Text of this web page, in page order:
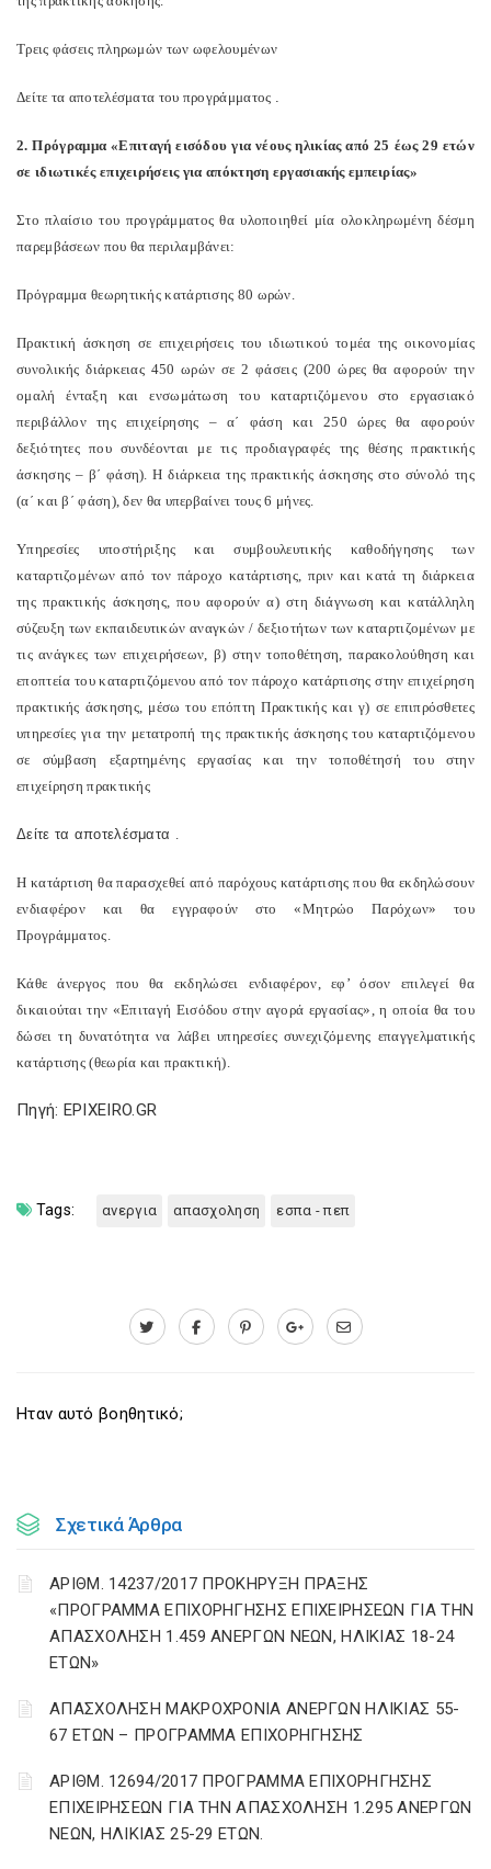
Τρεις φάσεις πληρωμών των ωφελουμένων
Δείτε τα αποτελέσματα του προγράμματος .
2. Πρόγραμμα «Επιταγή εισόδου για νέους ηλικίας από 25 έως 29 ετών
σε ιδιωτικές επιχειρήσεις για απόκτηση εργασιακής εμπειρίας»
Στο πλαίσιο του προγράμματος θα υλοποιηθεί μία ολοκληρωμένη δέσμη
παρεμβάσεων που θα περιλαμβάνει:
Πρόγραμμα θεωρητικής κατάρτισης 80 ωρών.
Πρακτική άσκηση σε επιχειρήσεις του ιδιωτικού τομέα της οικονομίας
συνολικής διάρκειας 450 ωρών σε 2 φάσεις (200 ώρες θα αφορούν την
ομαλή ένταξη και ενσωμάτωση του καταρτιζόμενου στο εργασιακό
περιβάλλον της επιχείρησης – α΄ φάση και 250 ώρες θα αφορούν
δεξιότητες που συνδέονται με τις προδιαγραφές της θέσης πρακτικής
άσκησης – β΄ φάση). Η διάρκεια της πρακτικής άσκησης στο σύνολό της
(α΄ και β΄ φάση), δεν θα υπερβαίνει τους 6 μήνες.
Υπηρεσίες υποστήριξης και συμβουλευτικής καθοδήγησης των
καταρτιζομένων από τον πάροχο κατάρτισης, πριν και κατά τη διάρκεια
της πρακτικής άσκησης, που αφορούν α) στη διάγνωση και κατάλληλη
σύζευξη των εκπαιδευτικών αναγκών / δεξιοτήτων των καταρτιζομένων με
τις ανάγκες των επιχειρήσεων, β) στην τοποθέτηση, παρακολούθηση και
εποπτεία του καταρτιζόμενου από τον πάροχο κατάρτισης στην επιχείρηση
πρακτικής άσκησης, μέσω του επόπτη Πρακτικής και γ) σε επιπρόσθετες
υπηρεσίες για την μετατροπή της πρακτικής άσκησης του καταρτιζόμενου
σε σύμβαση εξαρτημένης εργασίας και την τοποθέτησή του στην
επιχείρηση πρακτικής
Δείτε τα αποτελέσματα .
Η κατάρτιση θα παρασχεθεί από παρόχους κατάρτισης που θα εκδηλώσουν
ενδιαφέρον και θα εγγραφούν στο «Μητρώο Παρόχων» του
Προγράμματος.
Κάθε άνεργος που θα εκδηλώσει ενδιαφέρον, εφ’ όσον επιλεγεί θα
δικαιούται την «Επιταγή Εισόδου στην αγορά εργασίας», η οποία θα του
δώσει τη δυνατότητα να λάβει υπηρεσίες συνεχιζόμενης επαγγελματικής
κατάρτισης (θεωρία και πρακτική).
Πηγή: EPIXEIRO.GR
Tags: ανεργια απασχοληση εσπα - πεπ
Ηταν αυτό βοηθητικό;
Σχετικά Άρθρα
ΑΡΙΘΜ. 14237/2017 ΠΡΟΚΗΡΥΞΗ ΠΡΑΞΗΣ
«ΠΡΟΓΡΑΜΜΑ ΕΠΙΧΟΡΗΓΗΣΗΣ ΕΠΙΧΕΙΡΗΣΕΩΝ ΓΙΑ ΤΗΝ
ΑΠΑΣΧΟΛΗΣΗ 1.459 ΑΝΕΡΓΩΝ ΝΕΩΝ, ΗΛΙΚΙΑΣ 18-24
ΕΤΩΝ»
ΑΠΑΣΧΟΛΗΣΗ ΜΑΚΡΟΧΡΟΝΙΑ ΑΝΕΡΓΩΝ ΗΛΙΚΙΑΣ 55-
67 ΕΤΩΝ – ΠΡΟΓΡΑΜΜΑ ΕΠΙΧΟΡΗΓΗΣΗΣ
ΑΡΙΘΜ. 12694/2017 ΠΡΟΓΡΑΜΜΑ ΕΠΙΧΟΡΗΓΗΣΗΣ
ΕΠΙΧΕΙΡΗΣΕΩΝ ΓΙΑ ΤΗΝ ΑΠΑΣΧΟΛΗΣΗ 1.295 ΑΝΕΡΓΩΝ
ΝΕΩΝ, ΗΛΙΚΙΑΣ 25-29 ΕΤΩΝ.